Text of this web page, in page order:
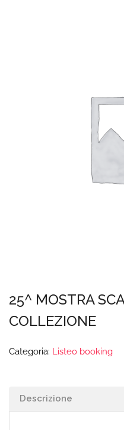
25^ MOSTRA
COLLEZIONE
Categoria: Listeo booking
Descrizione